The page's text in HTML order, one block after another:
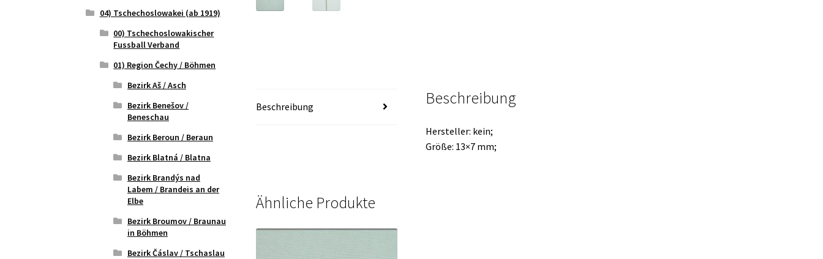
Beschreibung Beschreibung
Hersteller: kein;
Größe: 13×7 mm;
Ähnliche Produkte
04) Tschechoslowakei (ab 1919)
00) Tschechoslowakischer
Fussball Verband
01) Region Čechy / Böhmen
Bezirk Aš / Asch
Bezirk Benešov /
Beneschau
Bezirk Beroun / Beraun
Bezirk Blatná / Blatna
Bezirk Brandýs nad
Labem / Brandeis an der
Elbe
Bezirk Broumov / Braunau
in Böhmen
Bezirk Čáslav / Tschaslau